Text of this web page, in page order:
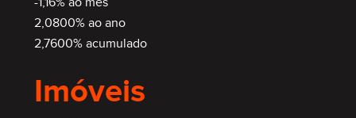
2,0800% ao ano
2,7600% acumulado
Imóveis